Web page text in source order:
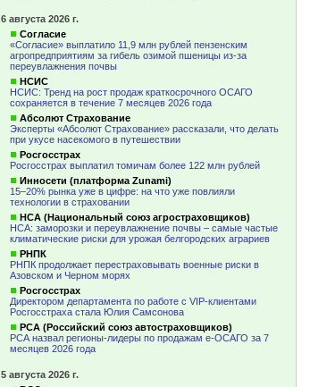
6 августа 2026 г.
Согласие
«Согласие» выплатило 11,9 млн рублей пензенским
агропредприятиям за гибель озимой пшеницы из-за
переувлажнения почвы
НСИС
НСИС: Тренд на рост продаж краткосрочного ОСАГО
сохраняется в течение 7 месяцев 2026 года
Абсолют Страхование
Эксперты «Абсолют Страхование» рассказали, что делать
при укусе насекомого в путешествии
Росгосстрах
Росгосстрах выплатил томичам более 122 млн рублей
Инносети (платформа Zunami)
15–20% рынка уже в цифре: на что уже повлияли
технологии в страховании
НСА (Национальный союз агростраховщиков)
НСА: заморозки и переувлажнение почвы – самые частые
климатические риски для урожая белгородских аграриев
РНПК
РНПК продолжает перестраховывать военные риски в
Азовском и Черном морях
Росгосстрах
Директором департамента по работе с VIP-клиентами
Росгосстраха стала Юлия Самсонова
РСА (Российский союз автостраховщиков)
РСА назвал регионы-лидеры по продажам е-ОСАГО за 7
месяцев 2026 года
5 августа 2026 г.